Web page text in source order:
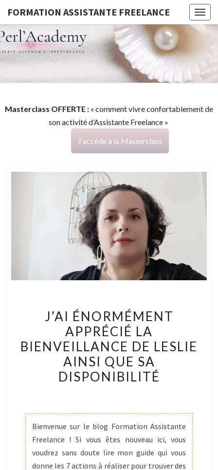
FORMATION ASSISTANTE FREELANCE
G
Masterclass OFFERTE : « comment vivre confortablement de
son activité d’Assistante Freelance »
J'accède à la Masterclass
ÉNORMÉMENT
APPRÉCIÉ
LA
BIENVEILLANCE
DE
LESLIE
SA
DISPONIBILITÉ
J’AI ÉNORMÉMENT
APPRÉCIÉ LA
BIENVEILLANCE DE LESLIE
AINSI QUE SA
DISPONIBILITÉ
Bienvenue sur le blog Formation Assistante
Freelance ! Si vous êtes nouveau ici, vous
voudrez sans doute lire mon guide qui vous
donne les 7 actions à réaliser pour trouver des